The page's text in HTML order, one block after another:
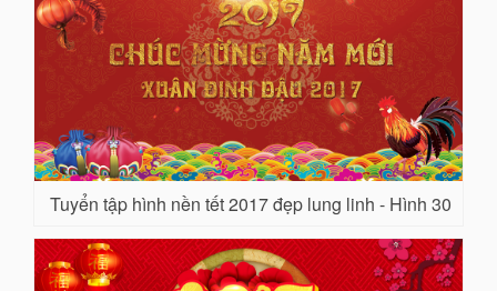
Tuyển tập hình nền tết 2017 đẹp lung linh - Hình 30